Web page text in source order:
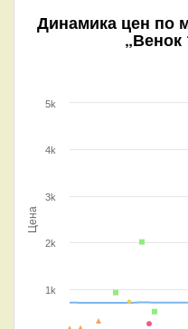
Динамика цен по
„Венок
Цена
1k
2k
3k
4k
5k